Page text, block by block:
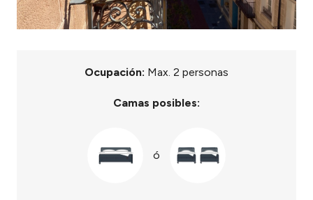
Ocupación: Max. 2 personas
Camas posibles:
ó